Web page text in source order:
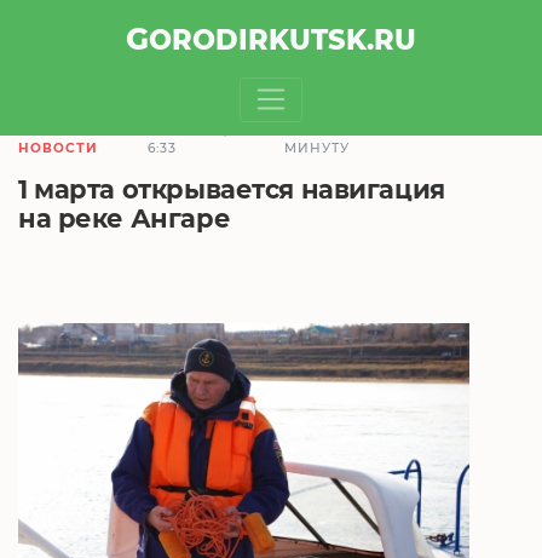
GORODIRKUTSK.RU
НОВОСТИ
6:33
МИНУТУ
1 марта открывается навигация
на реке Ангаре